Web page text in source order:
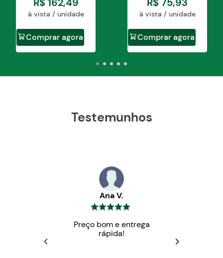
R$ 162,49
à vista / unidade
Comprar agora
R$ 75,93
à vista / unidade
Comprar agora
Testemunhos
Ana V.
Preço bom e entrega
rápida!